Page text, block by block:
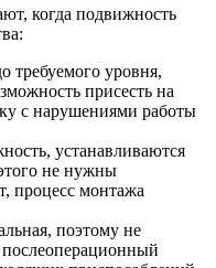
когда подвижность
требуемого уровня,
присесть на
с нарушениями работы
устанавливаются
не нужны
процесс монтажа
поэтому не
послеоперационный